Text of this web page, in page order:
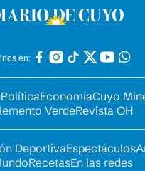
en:
PolíticaEconomíaCuyo
VerdeRevista OH
DeportivaEspectáculos
RecetasEn las redes